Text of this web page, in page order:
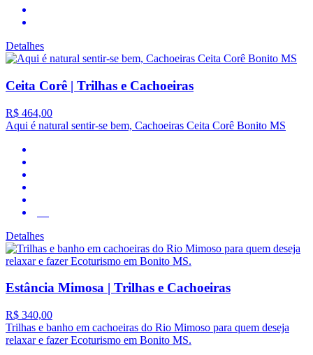
Detalhes
Ceita Corê | Trilhas e Cachoeiras
R$ 464,00
Aqui é natural sentir-se bem, Cachoeiras Ceita Corê Bonito MS
Detalhes
Estância Mimosa | Trilhas e Cachoeiras
R$ 340,00
Trilhas e banho em cachoeiras do Rio Mimoso para quem deseja
relaxar e fazer Ecoturismo em Bonito MS.